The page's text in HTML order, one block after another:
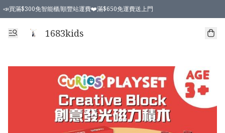
📣買滿$300免智能櫃/順豐站運費❤️滿$650免運費送上門
📣買滿$300免智能櫃/順豐站運費❤️滿$650免運費送上門
1683kids